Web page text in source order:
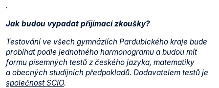
.
Jak budou vypadat přijímací zkoušky?
Testování ve všech gymnáziích Pardubického kraje bude
probíhat podle jednotného harmonogramu a budou mít
formu písemných testů z českého jazyka, matematiky
a obecných studijních předpokladů. Dodavatelem testů je
společnost SCIO.